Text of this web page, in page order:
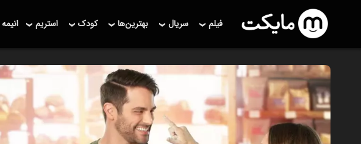
فیلم سریال بهترین‌ها کودک استریم انیمه